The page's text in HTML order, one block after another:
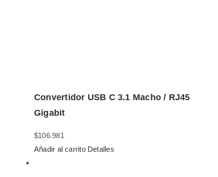
Convertidor USB C 3.1 Macho / RJ45
Gigabit
$106.981
Añadir al carrito Detalles